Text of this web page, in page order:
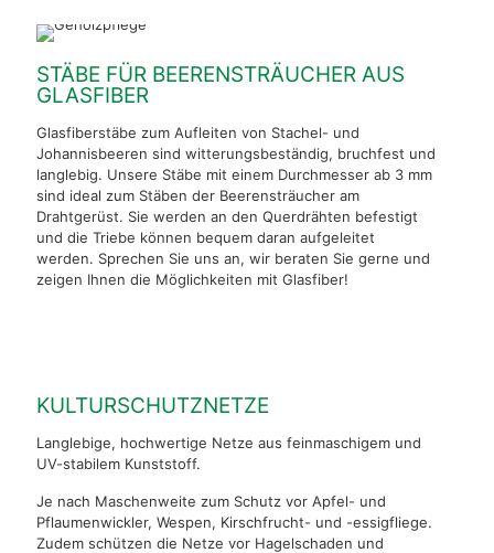
STÄBE FÜR BEERENSTRÄUCHER AUS
GLASFIBER
Glasfiberstäbe zum Aufleiten von Stachel- und
Johannisbeeren sind witterungsbeständig, bruchfest und
langlebig. Unsere Stäbe mit einem Durchmesser ab 3 mm
sind ideal zum Stäben der Beerensträucher am
Drahtgerüst. Sie werden an den Querdrähten befestigt
und die Triebe können bequem daran aufgeleitet
werden. Sprechen Sie uns an, wir beraten Sie gerne und
zeigen Ihnen die Möglichkeiten mit Glasfiber!
KULTURSCHUTZNETZE
Langlebige, hochwertige Netze aus feinmaschigem und
UV-stabilem Kunststoff.
Je nach Maschenweite zum Schutz vor Apfel- und
Pflaumenwickler, Wespen, Kirschfrucht- und -essigfliege.
Zudem schützen die Netze vor Hagelschaden und